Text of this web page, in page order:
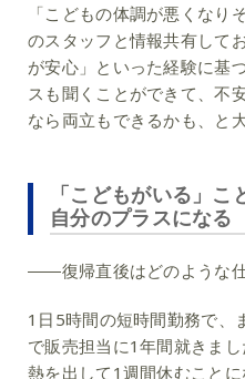
「こどもの体調が悪くなり
のスタッフと情報共有して
が安心」といった経験に基
スも聞くことができて、不
なら両立もできるかも、と
「こどもがいる」こ
自分のプラスになる
――復帰直後はどのような
1日5時間の短時間勤務で、
で販売担当に1年間就きま
熱を出して1週間休むこと